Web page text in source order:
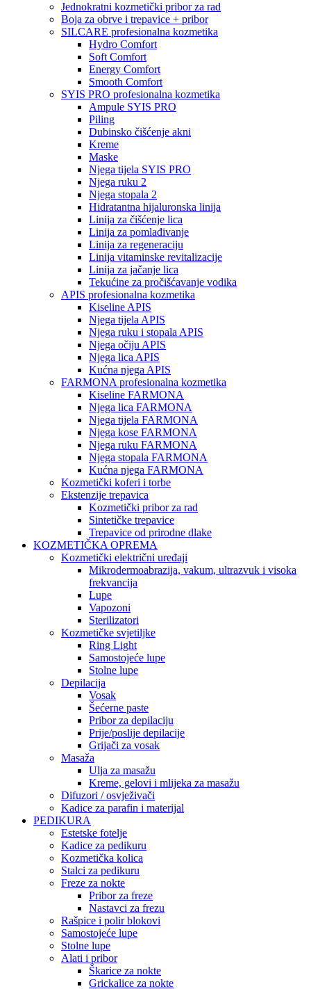
Jednokratni kozmetički pribor za rad
Boja za obrve i trepavice + pribor
SILCARE profesionalna kozmetika
Hydro Comfort
Soft Comfort
Energy Comfort
Smooth Comfort
SYIS PRO profesionalna kozmetika
Ampule SYIS PRO
Piling
Dubinsko čišćenje akni
Kreme
Maske
Njega tijela SYIS PRO
Njega ruku 2
Njega stopala 2
Hidratantna hijaluronska linija
Linija za čišćenje lica
Linija za pomlađivanje
Linija za regeneraciju
Linija vitaminske revitalizacije
Linija za jačanje lica
Tekućine za pročišćavanje vodika
APIS profesionalna kozmetika
Kiseline APIS
Njega tijela APIS
Njega ruku i stopala APIS
Njega očiju APIS
Njega lica APIS
Kućna njega APIS
FARMONA profesionalna kozmetika
Kiseline FARMONA
Njega lica FARMONA
Njega tijela FARMONA
Njega kose FARMONA
Njega ruku FARMONA
Njega stopala FARMONA
Kućna njega FARMONA
Kozmetički koferi i torbe
Ekstenzije trepavica
Kozmetički pribor za rad
Sintetičke trepavice
Trepavice od prirodne dlake
KOZMETIČKA OPREMA
Kozmetički električni uređaji
Mikrodermoabrazija, vakum, ultrazvuk i visoka
frekvancija
Lupe
Vapozoni
Sterilizatori
Kozmetičke svjetiljke
Ring Light
Samostojeće lupe
Stolne lupe
Depilacija
Vosak
Šećerne paste
Pribor za depilaciju
Prije/poslije depilacije
Grijači za vosak
Masaža
Ulja za masažu
Kreme, gelovi i mlijeka za masažu
Difuzori / osvježivači
Kadice za parafin i materijal
PEDIKURA
Estetske fotelje
Kadice za pedikuru
Kozmetička kolica
Stalci za pedikuru
Freze za nokte
Pribor za freze
Nastavci za frezu
Rašpice i polir blokovi
Samostojeće lupe
Stolne lupe
Alati i pribor
Škarice za nokte
Grickalice za nokte